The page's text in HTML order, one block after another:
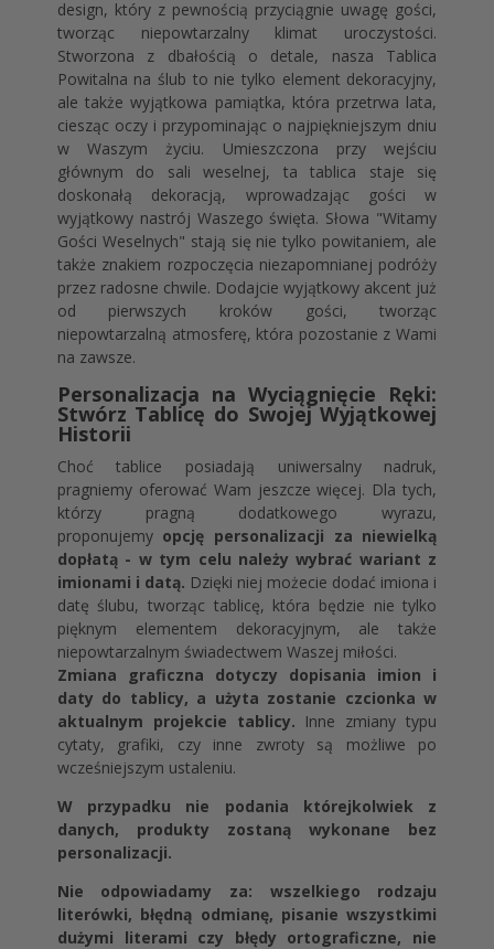
design, który z pewnością przyciągnie uwagę gości,
tworząc niepowtarzalny klimat uroczystości.
Stworzona z dbałością o detale, nasza Tablica
Powitalna na ślub to nie tylko element dekoracyjny,
ale także wyjątkowa pamiątka, która przetrwa lata,
ciesząc oczy i przypominając o najpiękniejszym dniu
w Waszym życiu. Umieszczona przy wejściu
głównym do sali weselnej, ta tablica staje się
doskonałą dekoracją, wprowadzając gości w
wyjątkowy nastrój Waszego święta. Słowa "Witamy
Gości Weselnych" stają się nie tylko powitaniem, ale
także znakiem rozpoczęcia niezapomnianej podróży
przez radosne chwile. Dodajcie wyjątkowy akcent już
od pierwszych kroków gości, tworząc
niepowtarzalną atmosferę, która pozostanie z Wami
na zawsze.
Personalizacja na Wyciągnięcie Ręki:
Stwórz Tablicę do Swojej Wyjątkowej
Historii
Choć tablice posiadają uniwersalny nadruk,
pragniemy oferować Wam jeszcze więcej. Dla tych,
którzy pragną dodatkowego wyrazu,
proponujemy opcję personalizacji za niewielką
dopłatą - w tym celu należy wybrać wariant z
imionami i datą. Dzięki niej możecie dodać imiona i
datę ślubu, tworząc tablicę, która będzie nie tylko
pięknym elementem dekoracyjnym, ale także
niepowtarzalnym świadectwem Waszej miłości.
Zmiana graficzna dotyczy dopisania imion i
daty do tablicy, a użyta zostanie czcionka w
aktualnym projekcie tablicy. Inne zmiany typu
cytaty, grafiki, czy inne zwroty są możliwe po
wcześniejszym ustaleniu.
W przypadku nie podania którejkolwiek z
danych, produkty zostaną wykonane bez
personalizacji.
Nie odpowiadamy za: wszelkiego rodzaju
literówki, błędną odmianę, pisanie wszystkimi
dużymi literami czy błędy ortograficzne, nie